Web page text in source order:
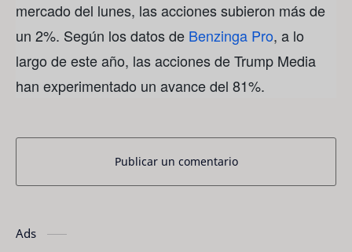
mercado del lunes, las acciones subieron más de
un 2%. Según los datos de Benzinga Pro, a lo
largo de este año, las acciones de Trump Media
han experimentado un avance del 81%.
Publicar un comentario
Ads